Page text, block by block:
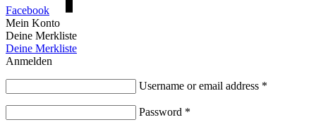
Facebook
Mein Konto
Deine Merkliste
Deine Merkliste
Anmelden
Username or email address *
Password *